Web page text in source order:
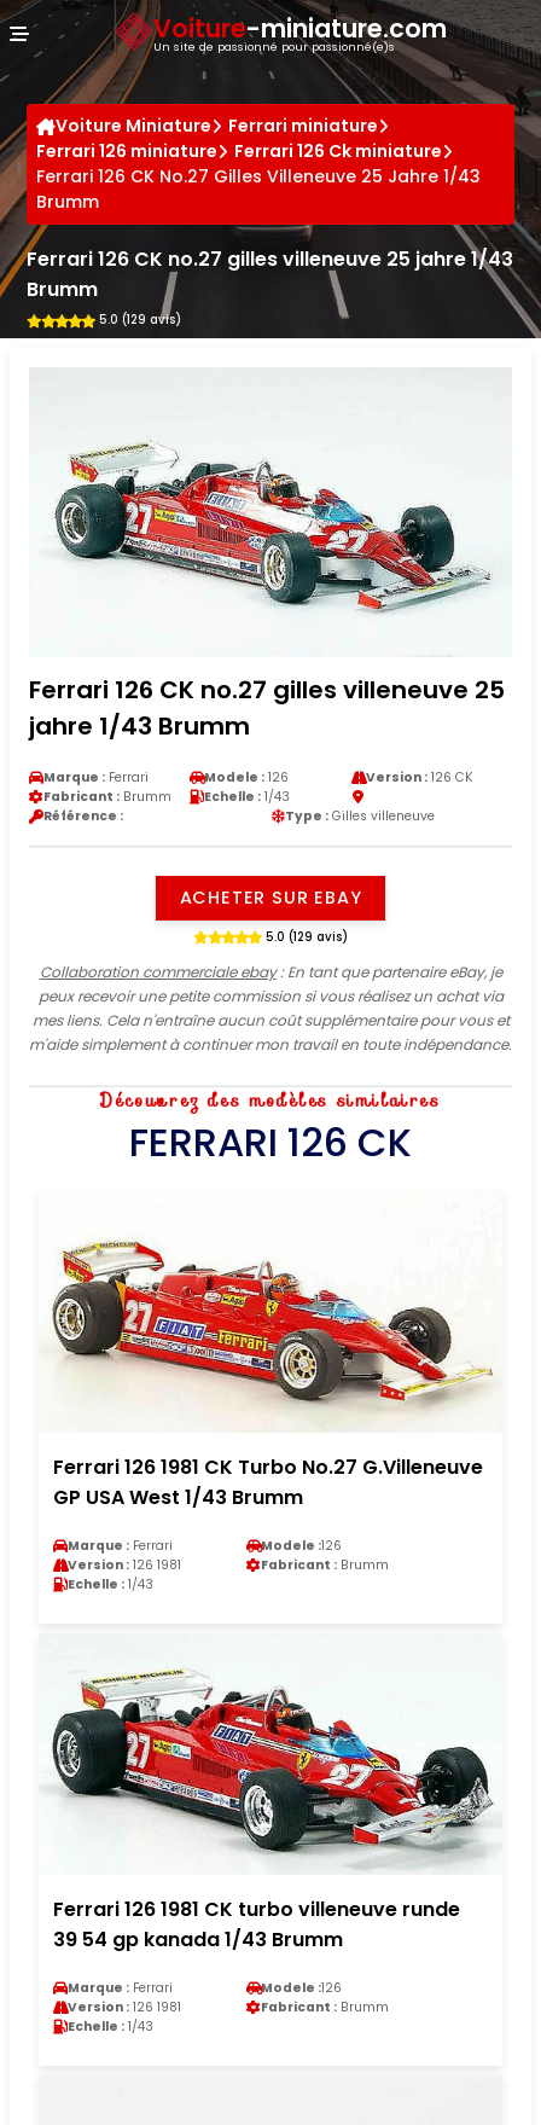
Voiture-miniature.com
Un site de passionné pour passionné(e)s
Voiture Miniature
Ferrari miniature
Ferrari 126 miniature
Ferrari 126 Ck miniature
Ferrari 126 CK No.27 Gilles Villeneuve 25 Jahre 1/43
Brumm
Ferrari 126 CK no.27 gilles villeneuve 25 jahre 1/43
Brumm
5.0 (129 avis)
Ferrari 126 CK no.27 gilles villeneuve 25
jahre 1/43 Brumm
Marque : Ferrari Modele : 126 Version :126 CK
Fabricant : Brumm Echelle : 1/43
Référence :
Type : Gilles villeneuve
ACHETER SUR EBAY
5.0 (129 avis)
Collaboration commerciale ebay: En tant que partenaire eBay, je
peux recevoir une petite commission si vous réalisez un achat via
mes liens. Cela n'entraîne aucun coût supplémentaire pour vous et
m'aide simplement à continuer mon travail en toute indépendance.
Découvrez des modèles similaires
FERRARI 126 CK
Ferrari 126 1981 CK Turbo No.27 G.Villeneuve
GP USA West 1/43 Brumm
Marque : Ferrari Modele :126
Version : 126 1981 Fabricant : Brumm
Echelle : 1/43
Ferrari 126 1981 CK turbo villeneuve runde
39 54 gp kanada 1/43 Brumm
Marque : Ferrari Modele :126
Version : 126 1981 Fabricant : Brumm
Echelle : 1/43
Panneau de gestion des cookies